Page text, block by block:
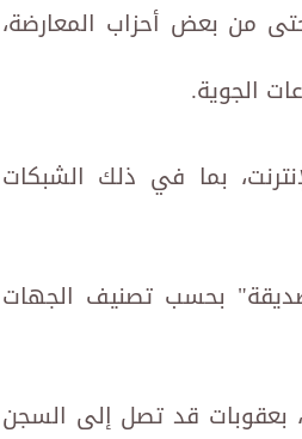
من بعض أحزاب المعارضة،
الجوية.
بما في ذلك الشبكات
بحسب تصنيف الجهات
بعقوبات قد تصل إلى السجن